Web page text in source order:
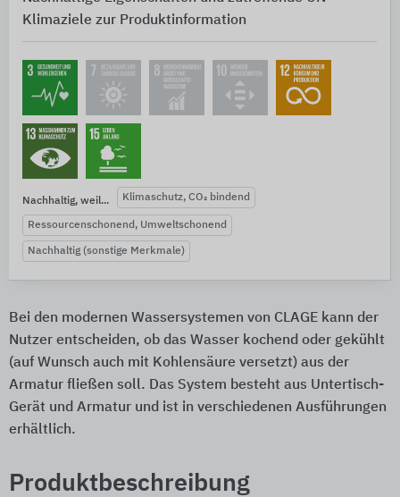
Klimaziele zur Produktinformation
Nachhaltig, weil... Klimaschutz, CO₂ bindend
Ressourcenschonend, Umweltschonend
Nachhaltig (sonstige Merkmale)
Bei den modernen Wassersystemen von CLAGE kann der
Nutzer entscheiden, ob das Wasser kochend oder gekühlt
(auf Wunsch auch mit Kohlensäure versetzt) aus der
Armatur fließen soll. Das System besteht aus Untertisch-
Gerät und Armatur und ist in verschiedenen Ausführungen
erhältlich.
Produktbeschreibung